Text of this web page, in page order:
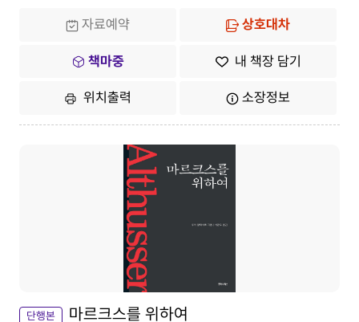
자료예약 상호대차
책마중 내 책장 담기
위치출력 소장정보
단행본 마르크스를 위하여